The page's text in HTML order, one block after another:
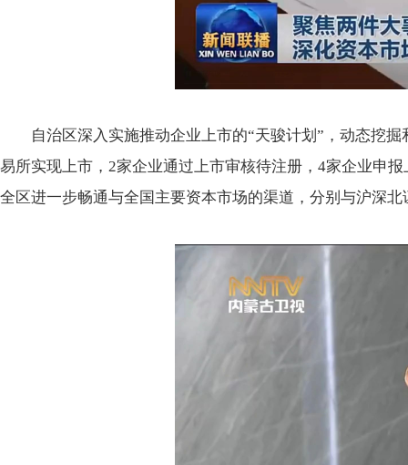
自治区深入实施推动企业上市的“天骏计划”，动态挖
易所实现上市，2家企业通过上市审核待注册，4家企业申
全区进一步畅通与全国主要资本市场的渠道，分别与沪深